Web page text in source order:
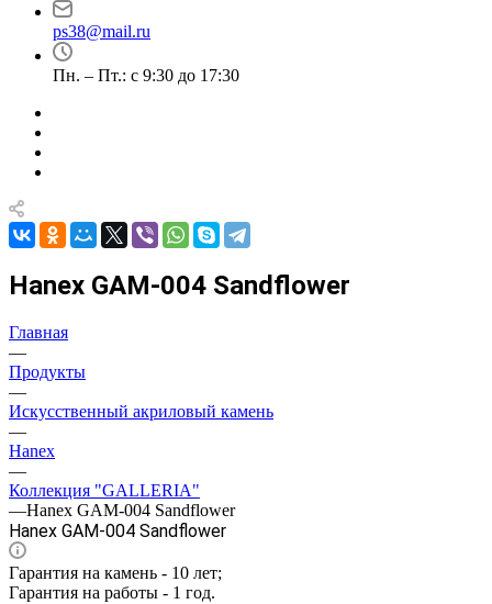
ps38@mail.ru
Пн. – Пт.: с 9:30 до 17:30
Hanex GAM-004 Sandflower
Главная
—
Продукты
—
Искусственный акриловый камень
—
Hanex
—
Коллекция "GALLERIA"
—Hanex GAM-004 Sandflower
Hanex GAM-004 Sandflower
Гарантия на камень - 10 лет;
Гарантия на работы - 1 год.